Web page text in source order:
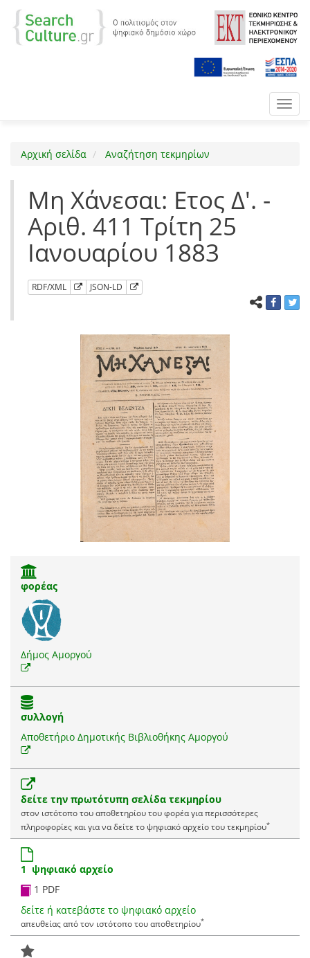
Αρχική σελίδα Αναζήτηση τεκμηρίων
Μη Χάνεσαι: Ετος Δ'. -
Αριθ. 411 Τρίτη 25
Ιανουαρίου 1883
RDF/XML JSON-LD
φορέας
Δήμος Αμοργού
συλλογή
Αποθετήριο Δημοτικής Βιβλιοθήκης Αμοργού
δείτε την πρωτότυπη σελίδα τεκμηρίου
στον ιστότοπο του αποθετηρίου του φορέα για περισσότερες
πληροφορίες και για να δείτε το ψηφιακό αρχείο του τεκμηρίου*
1 ψηφιακό αρχείο
1 PDF
δείτε ή κατεβάστε το ψηφιακό αρχείο
απευθείας από τον ιστότοπο του αποθετηρίου*